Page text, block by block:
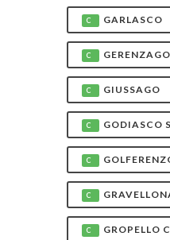
C GARLASCO
C GERENZAGO
C GIUSSAGO
C GODIASCO
C
C
C GROPELLO